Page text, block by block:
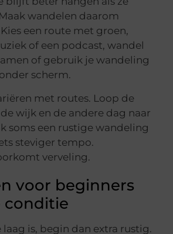
wandelen daarom
een route met groen,
of een podcast, wandel
of gebruik je wandeling
scherm.
met routes. Loop de
wijk en de andere dag naar
soms een rustige wandeling
steviger tempo.
verveling.
voor beginners
conditie
is, begin dan extra rustig.